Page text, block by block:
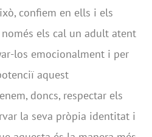
confiem en ells i els
els cal un adult atent
los emocionalment i per
aquest
doncs, respectar els
la seva pròpia identitat i